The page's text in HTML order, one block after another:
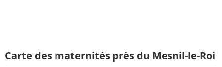
Carte des maternités près du Mesnil-le-Roi